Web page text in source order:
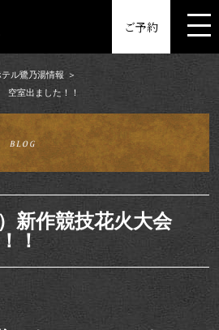
ご予約
テル鷺乃湯情報
空室出ました！！
新作競技花火大会
！